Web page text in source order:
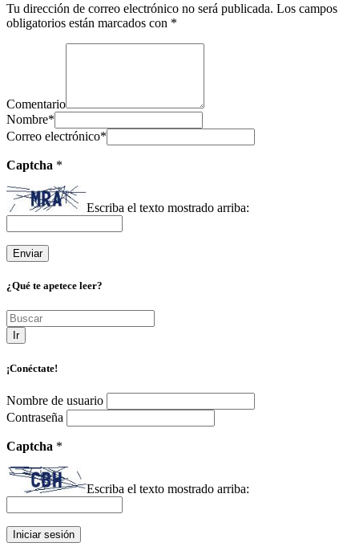
Tu dirección de correo electrónico no será publicada. Los campos
obligatorios están marcados con *
Comentario
Nombre*
Correo electrónico*
Captcha *
Escriba el texto mostrado arriba:
¿Qué te apetece leer?
Ir
¡Conéctate!
Nombre de usuario
Contraseña
Captcha *
Escriba el texto mostrado arriba: